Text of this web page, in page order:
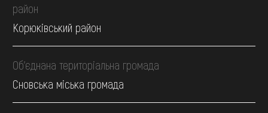
район
Корюківський район
Об’єднана територіальна громада
Сновська міська громада